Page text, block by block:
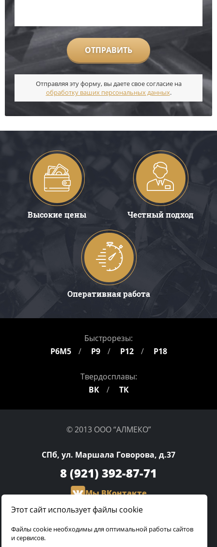
ОТПРАВИТЬ
Отправляя эту форму, вы даете свое согласие на
обработку ваших персональных данных.
Высокие цены Честный подход
Оперативная работа
Быстрорезы:
Р6М5
Р9 Р12 Р18
Твердосплавы:
ВК
ТК
© 2013 ООО “АЛМЕКО”
СПб, ул. Маршала Говорова, д.37
8 (921) 392-87-71
Мы ВКонтакте
olga.almeco@gmail.com
Этот сайт использует файлы cookie
Файлы cookie необходимы для оптимальной работы сайтов
и сервисов.